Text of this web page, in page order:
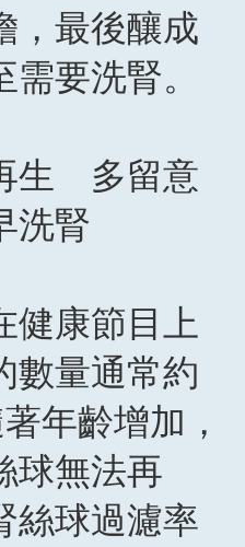
，最後釀成
要洗腎。
生 多留意
洗腎
健康節目上
數量通常約
年齡增加，
球無法再
絲球過濾率